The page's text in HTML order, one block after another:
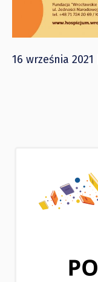
16 września 2021 |